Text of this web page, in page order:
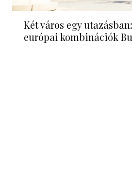
Két város egy
európai kombinációk